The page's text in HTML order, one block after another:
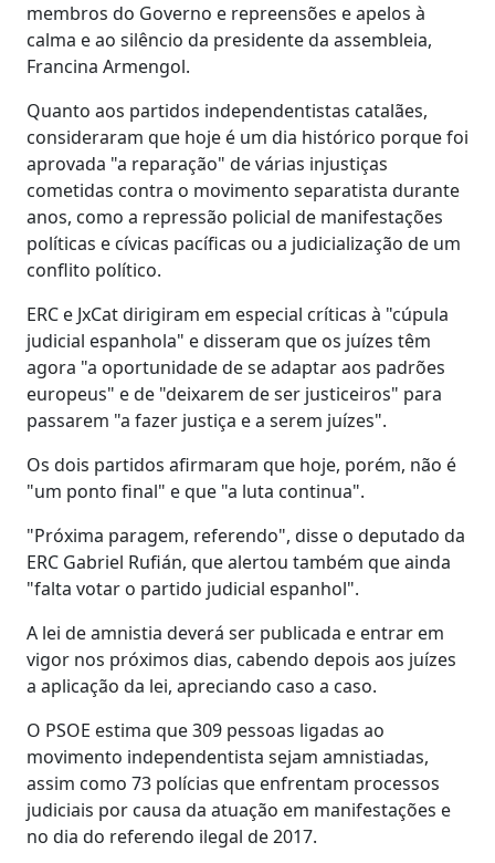
membros do Governo e repreensões e apelos à
calma e ao silêncio da presidente da assembleia,
Francina Armengol.
Quanto aos partidos independentistas catalães,
consideraram que hoje é um dia histórico porque foi
aprovada "a reparação" de várias injustiças
cometidas contra o movimento separatista durante
anos, como a repressão policial de manifestações
políticas e cívicas pacíficas ou a judicialização de um
conflito político.
ERC e JxCat dirigiram em especial críticas à "cúpula
judicial espanhola" e disseram que os juízes têm
agora "a oportunidade de se adaptar aos padrões
europeus" e de "deixarem de ser justiceiros" para
passarem "a fazer justiça e a serem juízes".
Os dois partidos afirmaram que hoje, porém, não é
"um ponto final" e que "a luta continua".
"Próxima paragem, referendo", disse o deputado da
ERC Gabriel Rufián, que alertou também que ainda
"falta votar o partido judicial espanhol".
A lei de amnistia deverá ser publicada e entrar em
vigor nos próximos dias, cabendo depois aos juízes
a aplicação da lei, apreciando caso a caso.
O PSOE estima que 309 pessoas ligadas ao
movimento independentista sejam amnistiadas,
assim como 73 polícias que enfrentam processos
judiciais por causa da atuação em manifestações e
no dia do referendo ilegal de 2017.